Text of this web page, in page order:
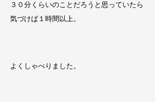
３０分くらいのことだろうと思っていたら
気づけば１時間以上。
よくしゃべりました。